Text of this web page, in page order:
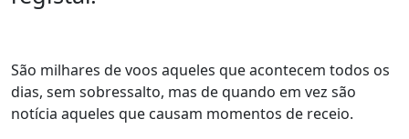
São milhares de voos aqueles que acontecem todos os
dias, sem sobressalto, mas de quando em vez são
notícia aqueles que causam momentos de receio.